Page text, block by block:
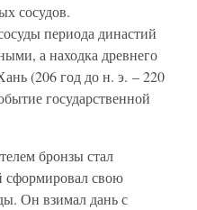
сосудов.
периода династий
а находка древнего
(206 год до н. э. – 220
государственной
бронзы стал
сформировал свою
Он взимал дань с